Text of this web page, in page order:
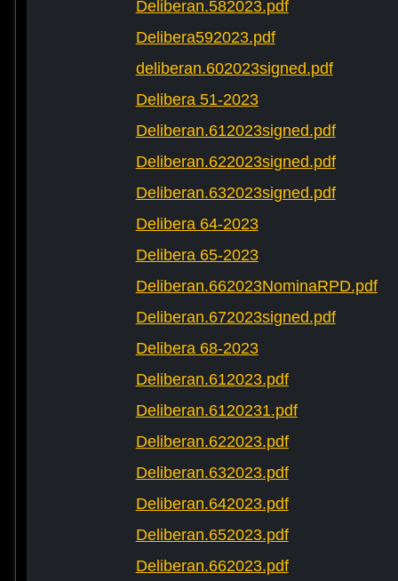
Deliberan.582023.pdf
Delibera592023.pdf
deliberan.602023signed.pdf
Delibera 51-2023
Deliberan.612023signed.pdf
Deliberan.622023signed.pdf
Deliberan.632023signed.pdf
Delibera 64-2023
Delibera 65-2023
Deliberan.662023NominaRPD.pdf
Deliberan.672023signed.pdf
Delibera 68-2023
Deliberan.612023.pdf
Deliberan.6120231.pdf
Deliberan.622023.pdf
Deliberan.632023.pdf
Deliberan.642023.pdf
Deliberan.652023.pdf
Deliberan.662023.pdf